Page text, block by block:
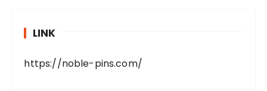
LINK
https://noble-pins.com/